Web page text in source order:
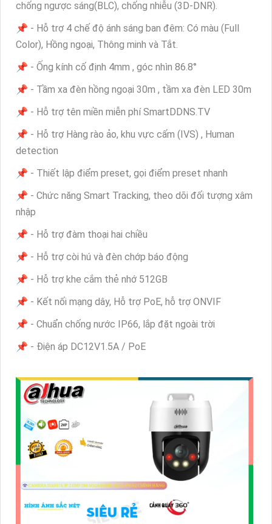
chống ngược sáng(BLC), chống nhiễu (3D-DNR).
📌 - Hỗ trợ 4 chế độ ánh sáng ban đêm: Có màu (Full
Color), Hồng ngoại, Thông minh và Tắt.
📌 - Ống kính cố định 4mm , góc nhìn 86.8°
📌 - Tầm xa đèn hồng ngoại 30m , tầm xa đèn LED 30m
📌 - Hỗ trợ tên miền miễn phí SmartDDNS.TV
📌 - Hỗ trợ Hàng rào ảo, khu vực cấm (IVS) , Human
detection
📌 - Thiết lập điểm preset, gọi điểm preset nhanh
📌 - Chức năng Smart Tracking, theo dõi đối tượng xâm
nhập
📌 - Hỗ trợ đàm thoại hai chiều
📌 - Hỗ trợ còi hú và đèn chớp báo động
📌 - Hỗ trợ khe cắm thẻ nhớ 512GB
📌 - Kết nối mạng dây, Hỗ trợ PoE, hỗ trợ ONVIF
📌 - Chuẩn chống nước IP66, lắp đặt ngoài trời
📌 - Điện áp DC12V1.5A / PoE